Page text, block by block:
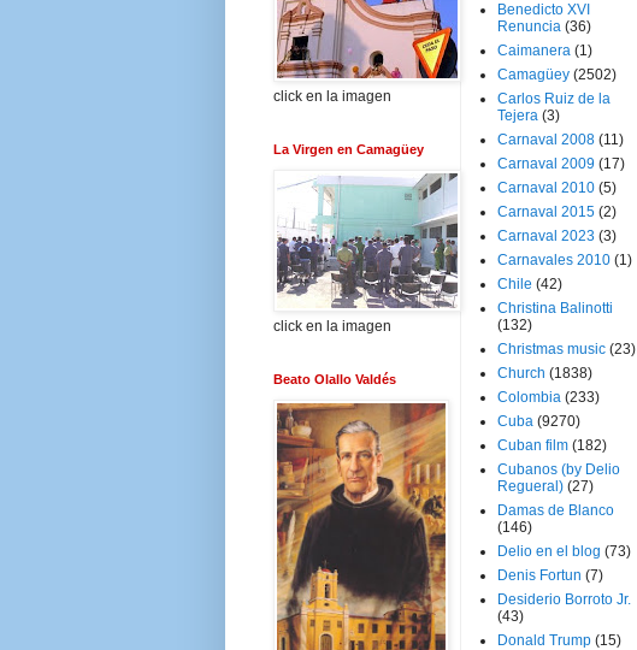
click en la imagen
La Virgen en Camagüey
click en la imagen
Beato Olallo Valdés
Benedicto XVI
Renuncia (36)
Caimanera (1)
Camagüey (2502)
Carlos Ruiz de la
Tejera (3)
Carnaval 2008 (11)
Carnaval 2009 (17)
Carnaval 2010 (5)
Carnaval 2015 (2)
Carnaval 2023 (3)
Carnavales 2010 (1)
Chile (42)
Christina Balinotti
(132)
Christmas music (23)
Church (1838)
Colombia (233)
Cuba (9270)
Cuban film (182)
Cubanos (by Delio
Regueral) (27)
Damas de Blanco
(146)
Delio en el blog (73)
Denis Fortun (7)
Desiderio Borroto Jr.
(43)
Donald Trump (15)